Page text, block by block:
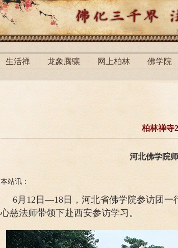
生活禅 龙象腾骧 网上柏林 佛学院
柏林禅寺
河北佛学院
本站讯：
6月12日—18日，河北省佛学院参访团一
心慈法师带领下赴西安参访学习。